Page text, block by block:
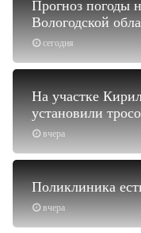
сегодня
Прогноз погоды
Вологодской
вчера
На участке
установили
вчера
Поликлиника